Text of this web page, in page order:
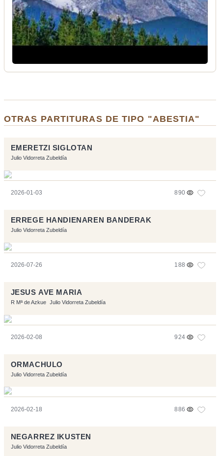
OTRAS PARTITURAS DE TIPO "ABESTIA"
EMERETZI SIGLOTAN
Julio Vidorreta Zubeldía
2026-01-03 890
ERREGE HANDIENAREN BANDERAK
Julio Vidorreta Zubeldía
2026-07-26 188
JESUS AVE MARIA
R Mª de Azkue Julio Vidorreta Zubeldía
2026-02-08 924
ORMACHULO
Julio Vidorreta Zubeldía
2026-02-18 886
NEGARREZ IKUSTEN
Julio Vidorreta Zubeldía